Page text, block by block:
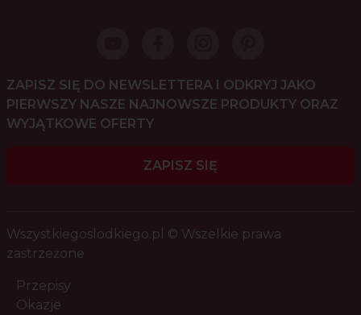
ZAPISZ SIĘ DO NEWSLETTERA I ODKRYJ JAKO
PIERWSZY NASZE NAJNOWSZE PRODUKTY ORAZ
WYJĄTKOWE OFERTY
ZAPISZ SIĘ
Wszystkiegoslodkiego.pl © Wszelkie prawa
zastrzeżone
Przepisy
Okazje